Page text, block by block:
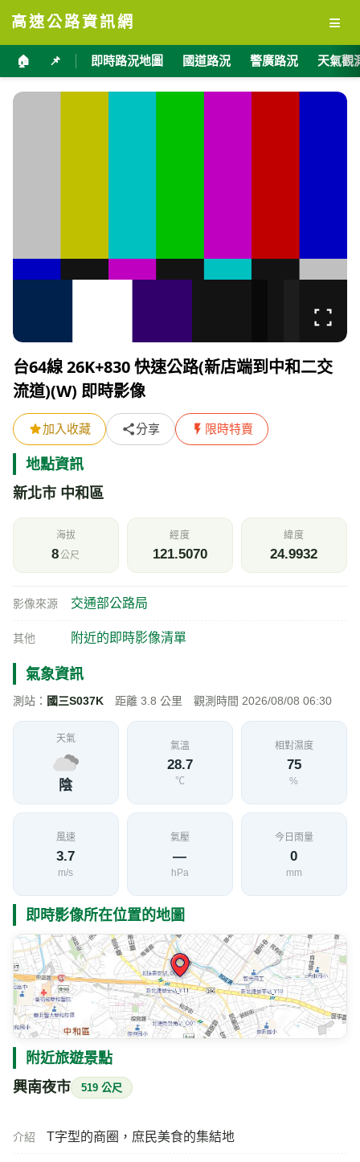
高速公路資訊網 ≡
🏠 📌 即時路況地圖 國道路況 警廣路況 天氣觀
台64線 26K+830 快速公路(新店端到中和二交
流道)(W) 即時影像
加入收藏 分享 限時特賣
地點資訊
新北市 中和區
海拔
8公尺
經度
121.5070
緯度
24.9932
影像來源 交通部公路局
其他 附近的即時影像清單
氣象資訊
測站： 國三S037K 距離 3.8 公里 觀測時間 2026/08/08 06:30
天氣
陰
氣溫
28.7
℃
相對濕度
75
%
風速
3.7
m/s
氣壓
—
hPa
今日雨量
0
mm
即時影像所在位置的地圖
附近旅遊景點
興南夜市 519 公尺
介紹 T字型的商圈，庶民美食的集結地